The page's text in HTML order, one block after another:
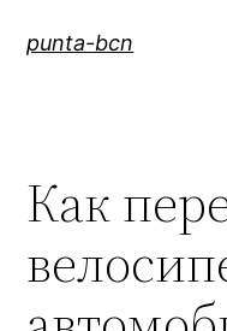
punta-bcn
Как